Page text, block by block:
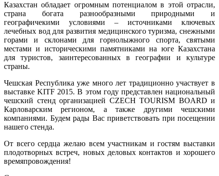
Казахстан обладает огромным потенциалом в этой отрасли,
страна богата разнообразными природными и
географичекими условиями – источниками ключевых
лечебных вод для развития медицинского туризма, снежными
горами и склонами для горнолыжного спорта, святыми
местами и историческими памятниками на юге Казахстана
для туристов, заинтересованных в географии и культуре
страны.
Чешская Республика уже много лет традиционно участвует в
выставке KITF 2015. В этом году представлен национальный
чешский стенд организацией CZECH TOURISM BOARD и
Карловарским регионом, а также другими чешскими
компаниями. Будем рады Вас приветствовать при посещении
нашего стенда.
От всего сердца желаю всем участникам и гостям выставки
плодотворных встреч, новых деловых контактов и хорошего
времяпровождения!